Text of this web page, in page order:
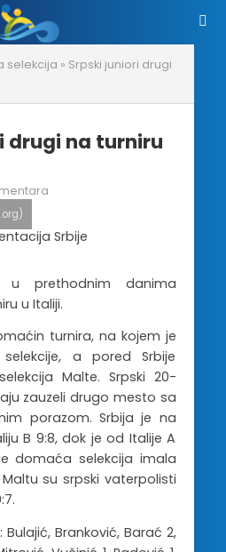
selekcija » Srpski juniori drugi
drugi na turniru
u prethodnim danima
u Italiji.
turnira, na kojem je
a pored Srbije
Malte. Srpski 20-
zauzeli drugo mesto sa
porazom. Srbija je na
B 9:8, dok je od Italije A
je domaća selekcija imala
su srpski vaterpolisti
Branković, Barać 2,